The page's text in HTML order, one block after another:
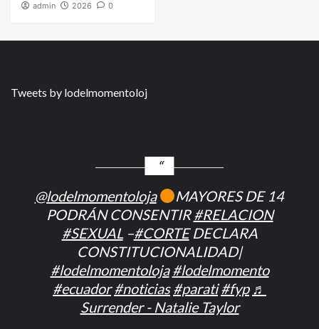
admin 2026 0
Tweets by lodelmomentoloj
@lodelmomentoloja
MAYORES DE 14
PODRÁN CONSENTIR#RELACION
#SEXUAL–#CORTEDECLARA
CONSTITUCIONALIDAD|
#lodelmomentoloja #lodelmomento
#ecuador #noticias #parati #fyp ♬
Surrender - Natalie Taylor